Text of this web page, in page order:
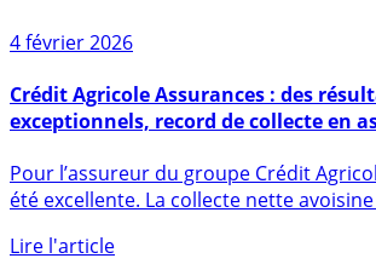
4 février 2026
exceptionnels, record de collecte en
été excellente. La collecte nette avoisine